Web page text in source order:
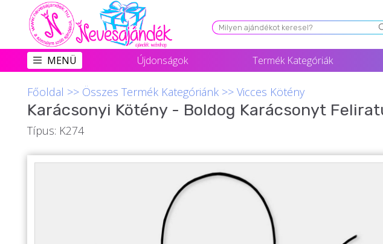
Viszonteladóknak
Újdonságok
Grill Party Kellékek ❤️
Egyedi Ajándékok Rendelés
MENÜ Újdonságok Termék Kategóriák
Főoldal >> Összes Termék Kategóriánk>> Vicces Kötény
Karácsonyi Kötény - Boldog Karácsonyt
Típus: K274